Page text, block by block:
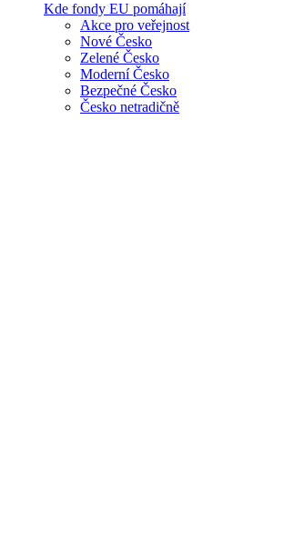
Kde fondy EU pomáhají
Akce pro veřejnost
Nové Česko
Zelené Česko
Moderní Česko
Bezpečné Česko
Česko netradičně